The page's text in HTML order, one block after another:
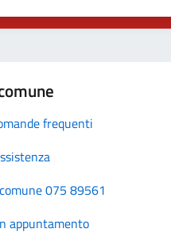
frequenti
075 89561
appuntamento